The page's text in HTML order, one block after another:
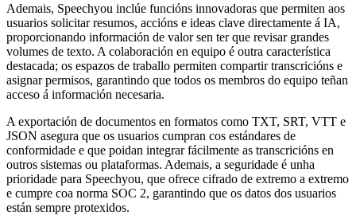
Ademais, Speechyou inclúe funcións innovadoras que permiten aos
usuarios solicitar resumos, accións e ideas clave directamente á IA,
proporcionando información de valor sen ter que revisar grandes
volumes de texto. A colaboración en equipo é outra característica
destacada; os espazos de traballo permiten compartir transcricións e
asignar permisos, garantindo que todos os membros do equipo teñan
acceso á información necesaria.
A exportación de documentos en formatos como TXT, SRT, VTT e
JSON asegura que os usuarios cumpran cos estándares de
conformidade e que poidan integrar fácilmente as transcricións en
outros sistemas ou plataformas. Ademais, a seguridade é unha
prioridade para Speechyou, que ofrece cifrado de extremo a extremo
e cumpre coa norma SOC 2, garantindo que os datos dos usuarios
están sempre protexidos.